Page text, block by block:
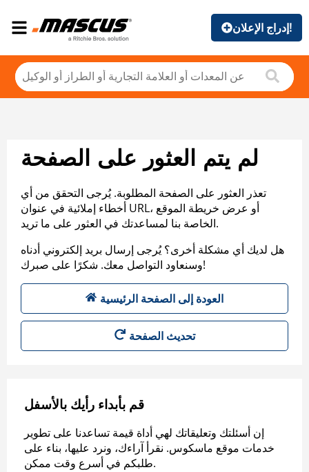
إدراج الإعلان!
لم يتم العثور على الصفحة
تعذر العثور على الصفحة المطلوبة. يُرجى التحقق من أي
أخطاء إملائية في عنوان URL، أو عرض خريطة الموقع
الخاصة بنا لمساعدتك في العثور على ما تريد.
هل لديك أي مشكلة أخرى؟ يُرجى إرسال بريد إلكتروني أدناه
وسنعاود التواصل معك. شكرًا على صبرك!
العودة إلى الصفحة الرئيسية
تحديث الصفحة
قم بأبداء رأيك بالأسفل
إن أسئلتك وتعليقاتك لهي أداة قيمة تساعدنا على تطوير
خدمات موقع ماسكوس. نقرأ آراءك، ونرد عليها، بناء على
طلبكم في أسرع وقت ممكن.